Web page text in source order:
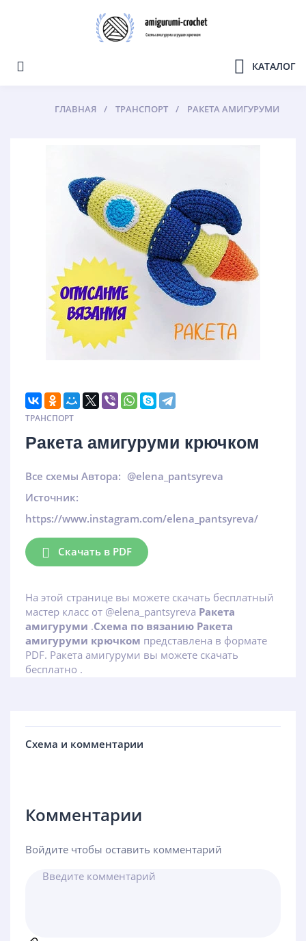
КАТАЛОГ
ГЛАВНАЯ ТРАНСПОРТ РАКЕТА АМИГУРУМИ
ТРАНСПОРТ
Ракета амигуруми крючком
Все схемы Автора: @elena_pantsyreva
Источник:
https://www.instagram.com/elena_pantsyreva/
Скачать в PDF
На этой странице вы можете скачать бесплатный
мастер класс от @elena_pantsyreva Ракета
амигуруми .Схема по вязанию Ракета
амигуруми крючком представлена в формате
PDF. Ракета амигуруми вы можете скачать
бесплатно .
Схема и комментарии
Комментарии
Войдите чтобы оставить комментарий